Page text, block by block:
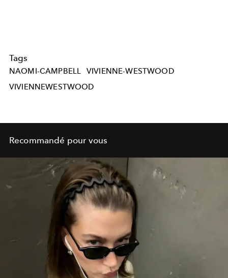
Tags
NAOMI-CAMPBELL
VIVIENNE-WESTWOOD
VIVIENNEWESTWOOD
Recommandé pour vous